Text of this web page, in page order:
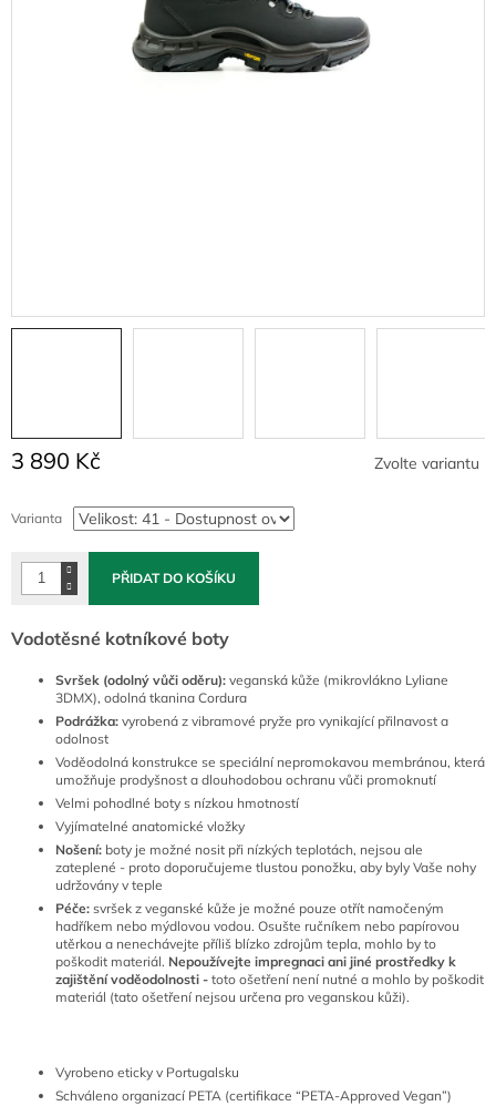
3 890 Kč
cena:
Zvolte variantu
Varianta
PŘIDAT DO KOŠÍKU
Vodotěsné kotníkové boty
Svršek (odolný vůči oděru): veganská kůže (mikrovlákno Lyliane
3DMX), odolná tkanina Cordura
Podrážka: vyrobená z vibramové pryže pro vynikající přilnavost a
odolnost
Voděodolná konstrukce se speciální nepromokavou membránou, která
umožňuje prodyšnost a dlouhodobou ochranu vůči promoknutí
Velmi pohodlné boty s nízkou hmotností
Vyjímatelné anatomické vložky
Nošení: boty je možné nosit při nízkých teplotách, nejsou ale
zateplené - proto doporučujeme tlustou ponožku, aby byly Vaše nohy
udržovány v teple
Péče: svršek z veganské kůže je možné pouze otřít namočeným
hadříkem nebo mýdlovou vodou. Osušte ručníkem nebo papírovou
utěrkou a nenechávejte příliš blízko zdrojům tepla, mohlo by to
poškodit materiál. Nepoužívejte impregnaci ani jiné prostředky k
zajištění voděodolnosti - toto ošetření není nutné a mohlo by poškodit
materiál (tato ošetření nejsou určena pro veganskou kůži).
Vyrobeno eticky v Portugalsku
Schváleno organizací PETA (certifikace “PETA-Approved Vegan”)